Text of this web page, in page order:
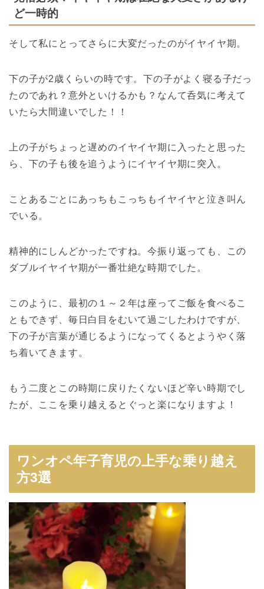
ど一時的
そして私にとってさらに大変だったのがイヤイヤ期。
下の子が2歳くらいの時です。下の子がよく寝る子だっ
たのであれ？意外といけるかも？ なんて呑気に考えて
いたら大間違いでした！！
上の子がちょっと遅めのイヤイヤ期に入ったと思った
ら、 下の子も後を追うようにイヤイヤ期に突入。
ことあるごとにあっちもこっちもイヤイヤと泣き叫ん
でいる。
精神的にしんどかったですね。今振り返っても、この
ダブルイヤイヤ期が一番壮絶な時期でした。
このように、最初の１～２年は座ってご飯を食べるこ
ともできず、毎日白目をむいて過ごしたわけですが、
下の子が言葉が通じるようになってくるとようやく落
ち着いてきます。
もう二度とこの時期に戻りたくないほど辛い時期でし
たが、ここを乗り越えるとぐっと楽になりますよ！
ワンオペ年子育児の上手な乗り越え
方3選